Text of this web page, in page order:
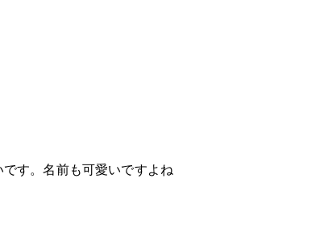
す。名前も可愛いですよね